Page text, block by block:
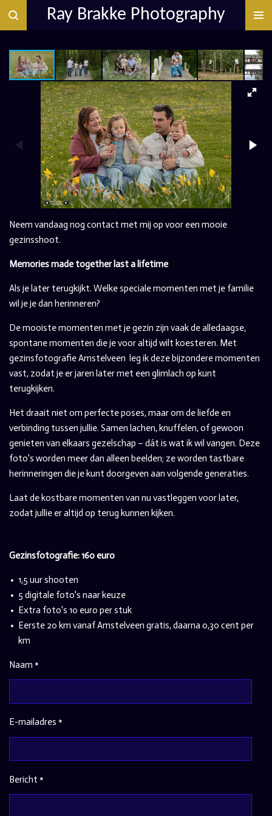
Ga
direct
de
hoofdinhoud
Ray Brakke Photography
Neem vandaag nog contact met mij op voor een mooie
gezinsshoot.
Memories made together last a lifetime
Als je later terugkijkt. Welke speciale momenten met je familie
wil je je dan herinneren?
De mooiste momenten met je gezin zijn vaak de alledaagse,
spontane momenten die je voor altijd wilt koesteren. Met
gezinsfotografie Amstelveen leg ik deze bijzondere momenten
vast, zodat je er jaren later met een glimlach op kunt
terugkijken.
Het draait niet om perfecte poses, maar om de liefde en
verbinding tussen jullie. Samen lachen, knuffelen, of gewoon
genieten van elkaars gezelschap – dát is wat ik wil vangen. Deze
foto's worden meer dan alleen beelden; ze worden tastbare
herinneringen die je kunt doorgeven aan volgende generaties.
Laat de kostbare momenten van nu vastleggen voor later,
zodat jullie er altijd op terug kunnen kijken.
Gezinsfotografie: 160 euro
1,5 uur shooten
5 digitale foto's naar keuze
Extra foto's 10 euro per stuk
Eerste 20 km vanaf Amstelveen gratis, daarna 0,30 cent per
km
Naam *
E-mailadres *
Bericht *